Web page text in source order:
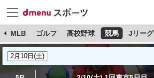
MLB ゴルフ 高校野球 競馬 Jリーグ